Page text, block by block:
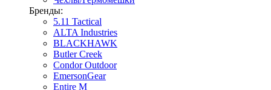
Бренды:
5.11 Tactical
ALTA Industries
BLACKHAWK
Butler Creek
Condor Outdoor
EmersonGear
Entire M